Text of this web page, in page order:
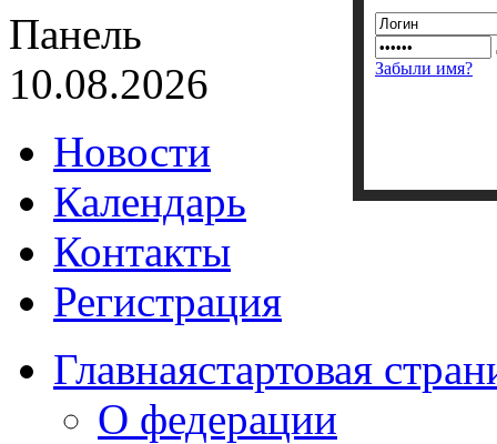
Забыли имя?
Панель
10.08.2026
Новости
Календарь
Контакты
Регистрация
Главнаястартовая
О федерации